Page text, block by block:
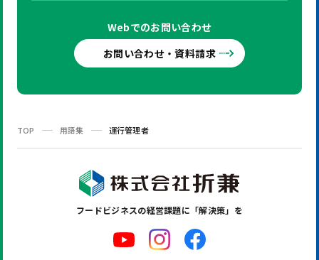
Webでのお問い合わせ
お問い合わせ・資料請求
TOP 用語集 運行管理者
フードビジネスの経営課題に「解決策」を